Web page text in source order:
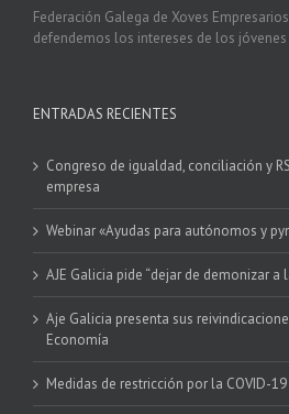
Federación Galega de Xoves
defendemos los intereses de los
ENTRADAS RECIENTES
Congreso de igualdad, conciliación y
empresa
Webinar «Ayudas para autónomos y
AJE Galicia pide “dejar de demonizar a
Aje Galicia presenta sus
Economía
Medidas de restricción por la COVID-19